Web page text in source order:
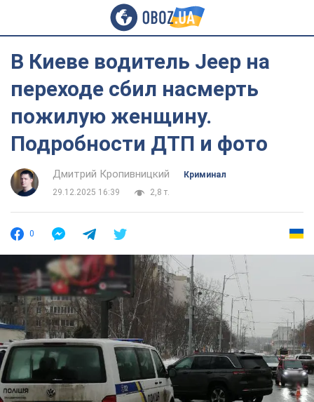
В Киеве водитель Jeep на
переходе сбил насмерть
пожилую женщину.
Подробности ДТП и фото
Дмитрий Кропивницкий
Криминал
29.12.2025 16:39
2,8 т.
0